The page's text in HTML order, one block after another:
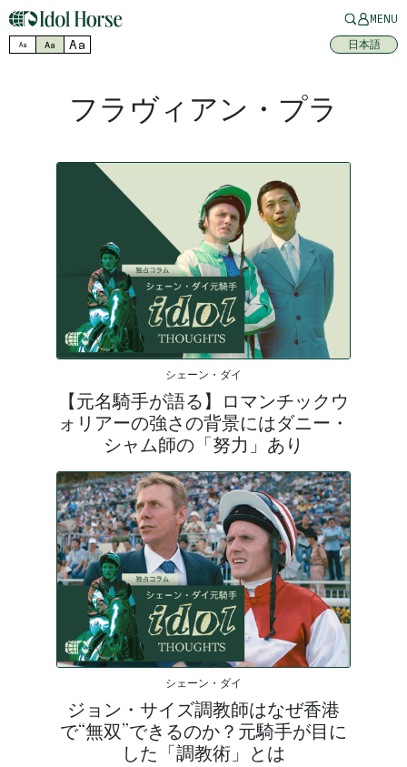
MENU
Aa Aa Aa 日本語
フラヴィアン・プラ
シェーン・ダイ
【元名騎手が語る】ロマンチックウ
ォリアーの強さの背景にはダニー・
シャム師の「努力」あり
シェーン・ダイ
ジョン・サイズ調教師はなぜ香港
で“無双”できるのか？元騎手が目に
した「調教術」とは